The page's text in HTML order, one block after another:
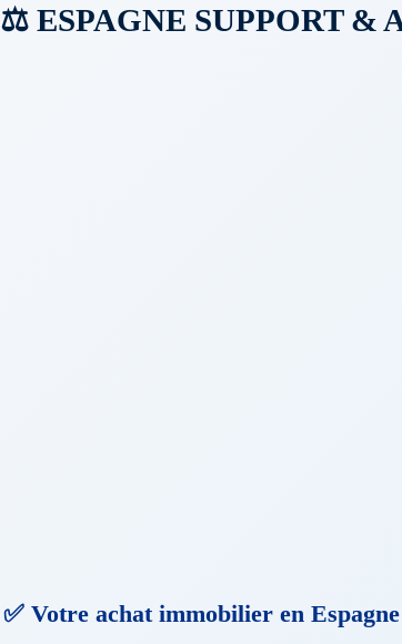
⚖️ ESPAGNE SUPPORT &
✅ Votre achat immobilier en Espagne